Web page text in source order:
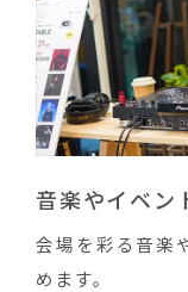
音楽やイベン
会場を彩る音楽
めます。